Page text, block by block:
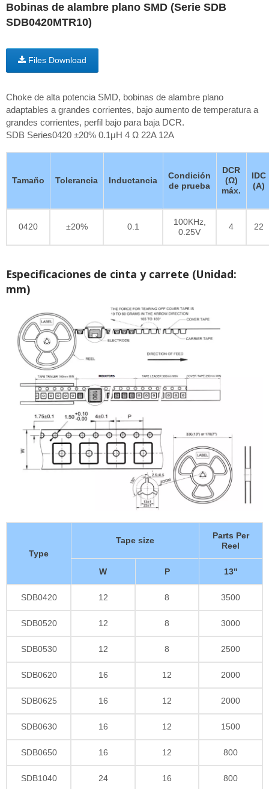
Bobinas de alambre plano SMD (Serie SDB
SDB0420MTR10)
Files Download
Choke de alta potencia SMD, bobinas de alambre plano
adaptables a grandes corrientes, bajo aumento de temperatura a
grandes corrientes, perfil bajo para baja DCR.
SDB Series0420 ±20% 0.1μH 4 Ω 22A 12A
Tamaño Tolerancia Inductancia
Condición
de prueba
DCR
(Ω)
máx.
IDC
(A)
0420 ±20% 0.1
100KHz,
0.25V
4 22
Especificaciones de cinta y carrete (Unidad:
mm)
Type
Tape size
Parts Per
Reel
W P 13"
SDB0420 12 8 3500
SDB0520 12 8 3000
SDB0530 12 8 2500
SDB0620 16 12 2000
SDB0625 16 12 2000
SDB0630 16 12 1500
SDB0650 16 12 800
SDB1040 24 16 800